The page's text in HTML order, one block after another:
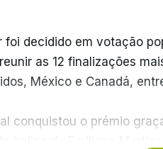
foi decidido em votação
as 12 finalizações
México e Canadá,
conquistou o prémio